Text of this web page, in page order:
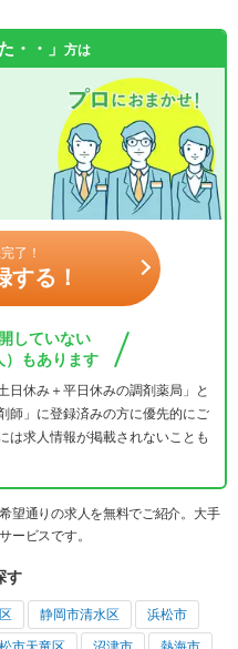
・・」 方は
了！
する！
していない
）もあります
日休み＋平日休みの調剤薬局」と
師」に登録済みの方に優先的にご
は求人情報が掲載されないことも
望通りの求人を無料でご紹介。大手
ービスです。
す
静岡市清水区 浜松市